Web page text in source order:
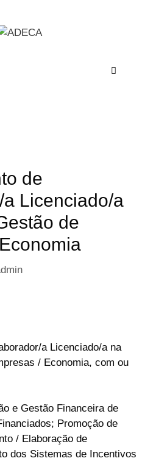
de
Licenciado/a
de
a Licenciado/a na
/ Economia, com ou
e Gestão Financeira de
Promoção de
/ Elaboração de
dos Sistemas de Incentivos